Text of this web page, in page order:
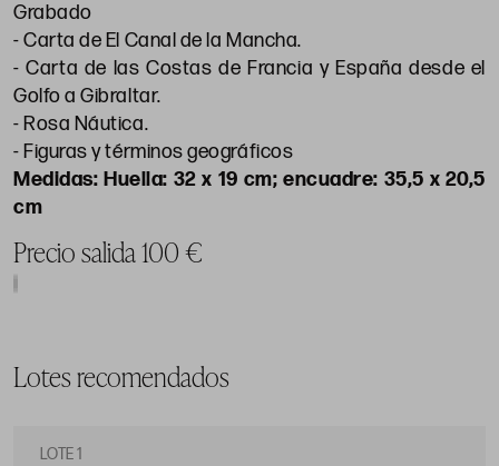
Grabado
- Carta de El Canal de la Mancha.
- Carta de las Costas de Francia y España desde el
Golfo a Gibraltar.
- Rosa Náutica.
- Figuras y términos geográficos
Huella: 32 x 19 cm; encuadre: 35,5 x 20,5
cm
Precio salida 100 €
Lotes recomendados
LOTE 1